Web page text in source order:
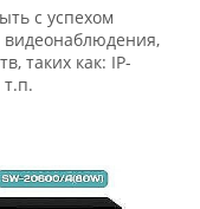
с успехом
видеонаблюдения,
таких как: IP-